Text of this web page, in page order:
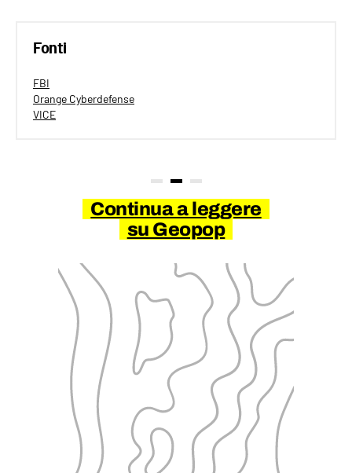
Fonti
FBI
Orange Cyberdefense
VICE
Continua a leggere
su Geopop